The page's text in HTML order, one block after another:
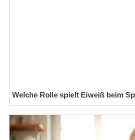
Welche Rolle spielt Eiweiß beim